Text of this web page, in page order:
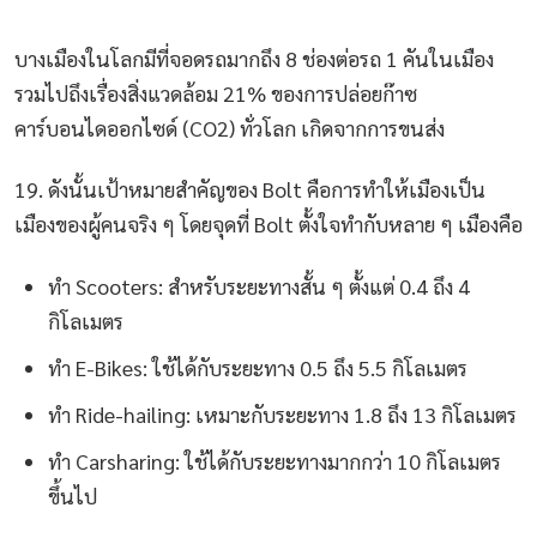
บางเมืองในโลกมีที่จอดรถมากถึง 8 ช่องต่อรถ 1 คันในเมือง
รวมไปถึงเรื่องสิ่งแวดล้อม 21% ของการปล่อยก๊าซ
คาร์บอนไดออกไซด์ (CO2) ทั่วโลก เกิดจากการขนส่ง
19. ดังนั้นเป้าหมายสำคัญของ Bolt คือการทำให้เมืองเป็น
เมืองของผู้คนจริง ๆ โดยจุดที่ Bolt ตั้งใจทำกับหลาย ๆ เมืองคือ
ทำ Scooters: สำหรับระยะทางสั้น ๆ ตั้งแต่ 0.4 ถึง 4
กิโลเมตร
ทำ E-Bikes: ใช้ได้กับระยะทาง 0.5 ถึง 5.5 กิโลเมตร
ทำ Ride-hailing: เหมาะกับระยะทาง 1.8 ถึง 13 กิโลเมตร
ทำ Carsharing: ใช้ได้กับระยะทางมากกว่า 10 กิโลเมตร
ขึ้นไป